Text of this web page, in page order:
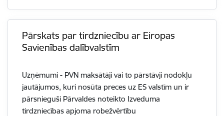
Pārskats par tirdzniecību ar Eiropas
Savienības dalībvalstīm
Uzņēmumi - PVN maksātāji vai to pārstāvji nodokļu
jautājumos, kuri nosūta preces uz ES valstīm un ir
pārsnieguši Pārvaldes noteikto Izveduma
tirdzniecības apjoma robežvērtību